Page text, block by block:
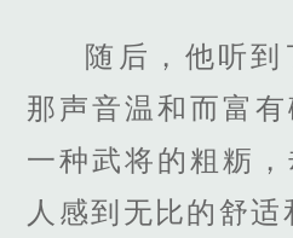
随后，他听到
那声音温和而富
一种武将的粗粝
人感到无比的舒适